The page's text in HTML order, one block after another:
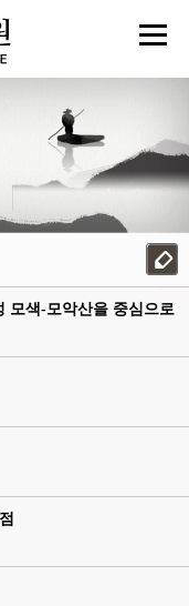
모색-모악산을 중심으로